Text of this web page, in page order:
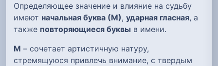
Определяющее значение и влияние на судьбу
имеют начальная буква (М), ударная гласная, а
также повторяющиеся буквы в имени.
М – сочетает артистичную натуру,
стремящуюся привлечь внимание, с твердым